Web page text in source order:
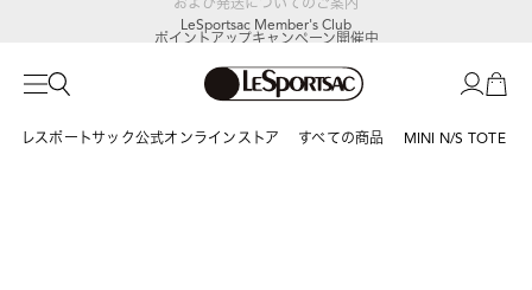
LeSportsac Member's Club
ポイントアップキャンペーン開催中
レスポートサック公式オンラインストア すべての商品 MINI N/S TOTE